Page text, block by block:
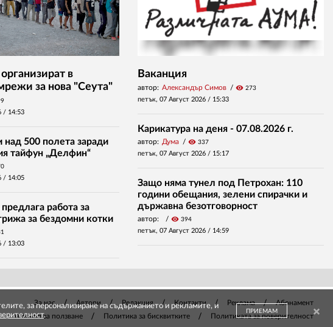
в
за нова "Сеута"
/ 14:53
над 500 полета заради
тайфун „Делфин“
/ 14:05
работа за
за бездомни котки
/ 13:03
Ваканция
автор: Александър Симов visibility 273
петък, 07 Август 2026 / 15:33
Карикатура на деня - 07.08.2026 г.
автор: Дума visibility 337
петък, 07 Август 2026 / 15:17
Защо няма тунел под Петрохан: 110
години обещания, зелени спирачки и
държавна безотговорност
автор: visibility 394
петък, 07 Август 2026 / 14:59
За нас Автори Редакция Контакти Реклама
Абонамент
Условия за ползване
Политика за бисквитките Политиката за поверителност
за персонализиране на съдържанието и рекламите, и
. ПРИЕМАМ